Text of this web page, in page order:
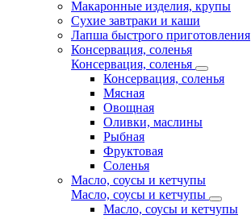
Макаронные изделия, крупы
Сухие завтраки и каши
Лапша быстрого приготовления
Консервация, соленья
Консервация, соленья
Консервация, соленья
Мясная
Овощная
Оливки, маслины
Рыбная
Фруктовая
Соленья
Масло, соусы и кетчупы
Масло, соусы и кетчупы
Масло, соусы и кетчупы